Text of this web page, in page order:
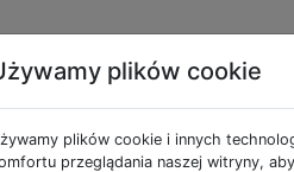
połączę
plików cookie
plików cookie i innych
przeglądania naszej witryny,